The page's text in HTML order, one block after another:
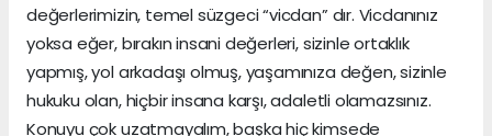
değerlerimizin, temel süzgeci “vicdan” dır. Vicdanınız
yoksa eğer, bırakın insani değerleri, sizinle ortaklık
yapmış, yol arkadaşı olmuş, yaşamınıza değen, sizinle
hukuku olan, hiçbir insana karşı, adaletli olamazsınız.
Konuyu çok uzatmayalım, başka hiç kimsede